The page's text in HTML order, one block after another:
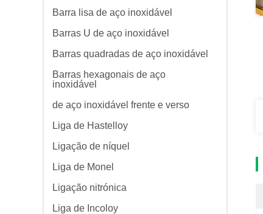
Barra lisa de aço inoxidável
Barras U de aço inoxidável
Barras quadradas de aço inoxidável
Barras hexagonais de aço
inoxidável
de aço inoxidável frente e verso
Liga de Hastelloy
Ligação de níquel
Liga de Monel
Ligação nitrónica
Liga de Incoloy